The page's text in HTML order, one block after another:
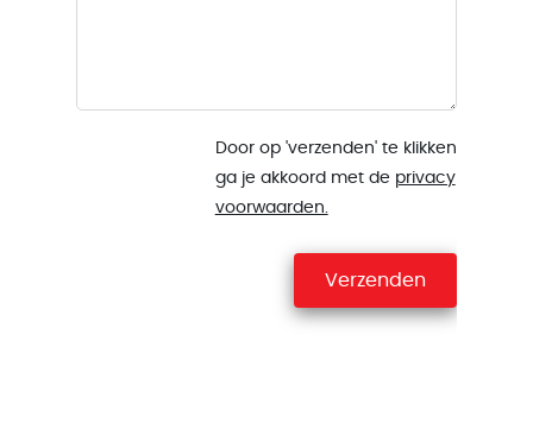
Door op 'verzenden' te klikken
ga je akkoord met de privacy
voorwaarden.
Verzenden